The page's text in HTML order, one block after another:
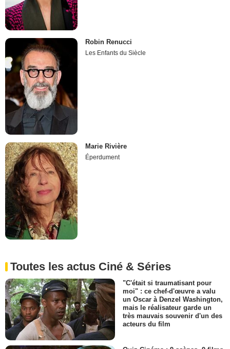
Robin Renucci
Les Enfants du Siècle
Marie Rivière
Éperdument
Toutes les actus Ciné & Séries
"C'était si traumatisant pour
moi" : ce chef-d'œuvre a valu
un Oscar à Denzel Washington,
mais le réalisateur garde un
très mauvais souvenir d'un des
acteurs du film